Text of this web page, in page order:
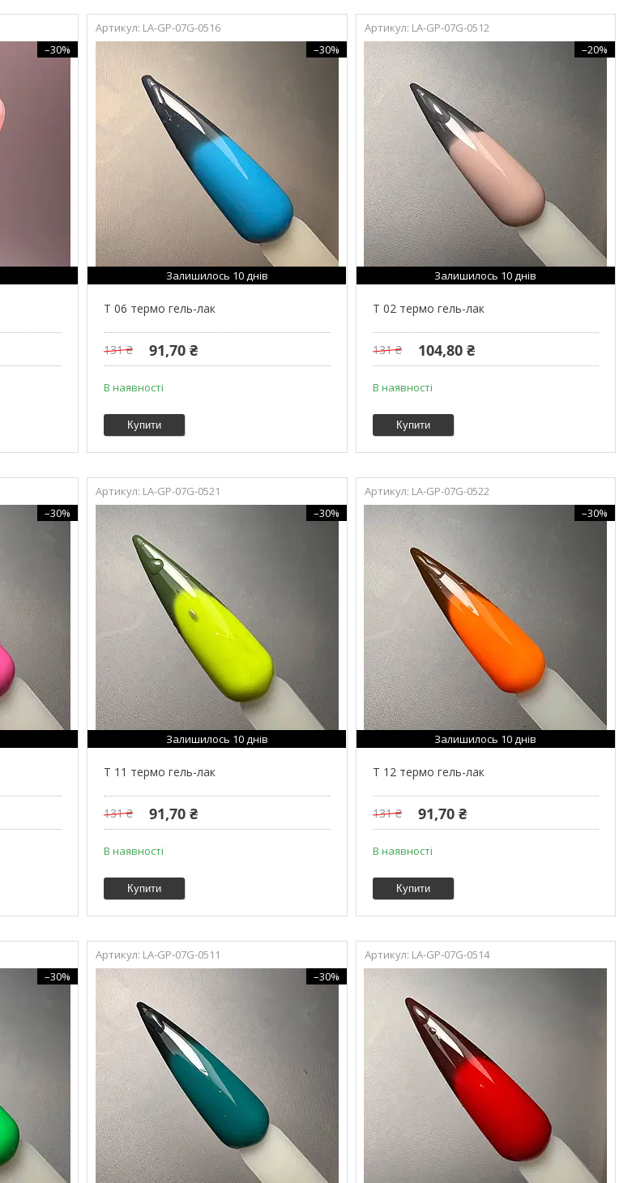
–30%
LA-GP-07G-0516
–30%
Залишилось 10 днів
T 06 термо гель-лак
131 ₴ 91,70 ₴
В наявності
Купити
LA-GP-07G-0512
–20%
Залишилось 10 днів
T 02 термо гель-лак
131 ₴ 104,80 ₴
В наявності
Купити
–30%
LA-GP-07G-0521
–30%
Залишилось 10 днів
T 11 термо гель-лак
131 ₴ 91,70 ₴
В наявності
Купити
LA-GP-07G-0522
–30%
Залишилось 10 днів
T 12 термо гель-лак
131 ₴ 91,70 ₴
В наявності
Купити
–30%
LA-GP-07G-0511
–30%
LA-GP-07G-0514